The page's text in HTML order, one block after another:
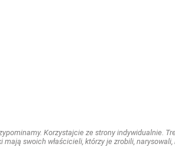
Korzystajcie ze strony indywidualnie.
mają swoich właścicieli, którzy je zrobili,